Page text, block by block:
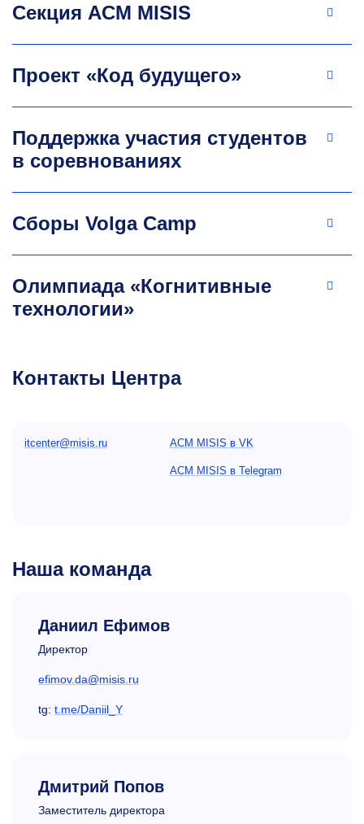
Секция ACM MISIS
Проект «Код будущего»
Поддержка участия студентов
в соревнованиях
Сборы Volga Camp
Олимпиада «Когнитивные
технологии»
Контакты Центра
itcenter@misis.ru ACM MISIS в VK
ACM MISIS в Telegram
Наша команда
Даниил Ефимов
Директор
efimov.da@misis.ru
tg: t.me/Daniil_Y
Дмитрий Попов
Заместитель директора